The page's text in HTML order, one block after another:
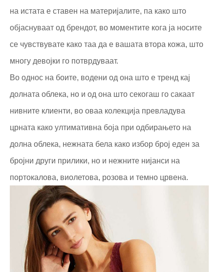
на истата е ставен на материјалите, па како што
објаснуваат од брендот, во моментите кога ја носите
се чувствувате како таа да е вашата втора кожа, што
многу девојки го потврдуваат.
Во однос на боите, водени од она што е тренд кај
долната облека, но и од она што секогаш го сакаат
нивните клиенти, во оваа колекција превладува
црната како ултимативна боја при одбирањето на
долна облека, нежната бела како избор број еден за
бројни други прилики, но и нежните нијанси на
портокалова, виолетова, розова и темно црвена.